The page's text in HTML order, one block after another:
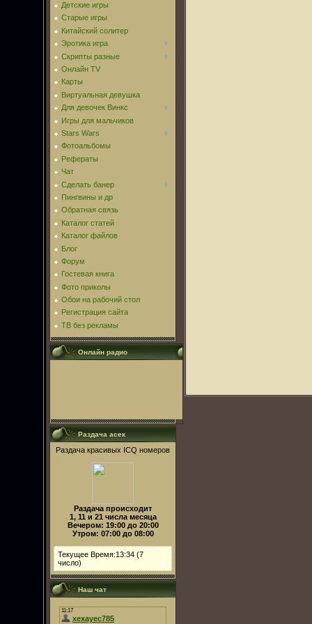
Детские игры
Старые игры
Китайский солитер
Эротика игра
Скрипты разные
Онлайн TV
Карты
Виртуальная девушка
Для девочек Винкс
Игры для мальчиков
Stars Wars
Фотоальбомы
Рефераты
Чат
Сделать банер
Пингвины и др
Обратная связь
Каталог статей
Каталог файлов
Блог
Форум
Гостевая книга
Фото приколы
Обои на рабочий стол
Регистрация сайта
ТВ без рекламы
Онлайн радио
Раздача асек
Раздача красивых ICQ номеров
Раздача происходит
1, 11 и 21 числа месяца
Вечером: 19:00 до 20:00
Утром: 07:00 до 08:00
Текущее Время:13:34 (7
число)
Наш чат